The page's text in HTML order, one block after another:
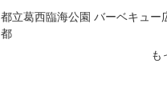
都立葛西臨海公園 バーベキュー
都
も